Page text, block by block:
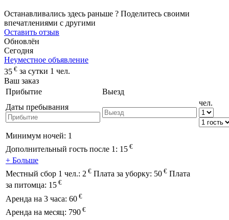
Останавливались здесь раньше ? Поделитесь своими
впечатлениями с другими
Оставить отзыв
Обновлён
Сегодня
Неуместное объявление
35 € за сутки 1 чел.
Ваш заказ
Прибытие
Выезд
Даты пребывания
чел.
Минимум ночей: 1
Дополнительный гость после 1: 15 €
+ Больше
Местный сбор 1 чел.: 2 € Плата за уборку: 50 € Плата
за питомца: 15 €
Аренда на 3 часа: 60 €
Аренда на месяц: 790 €